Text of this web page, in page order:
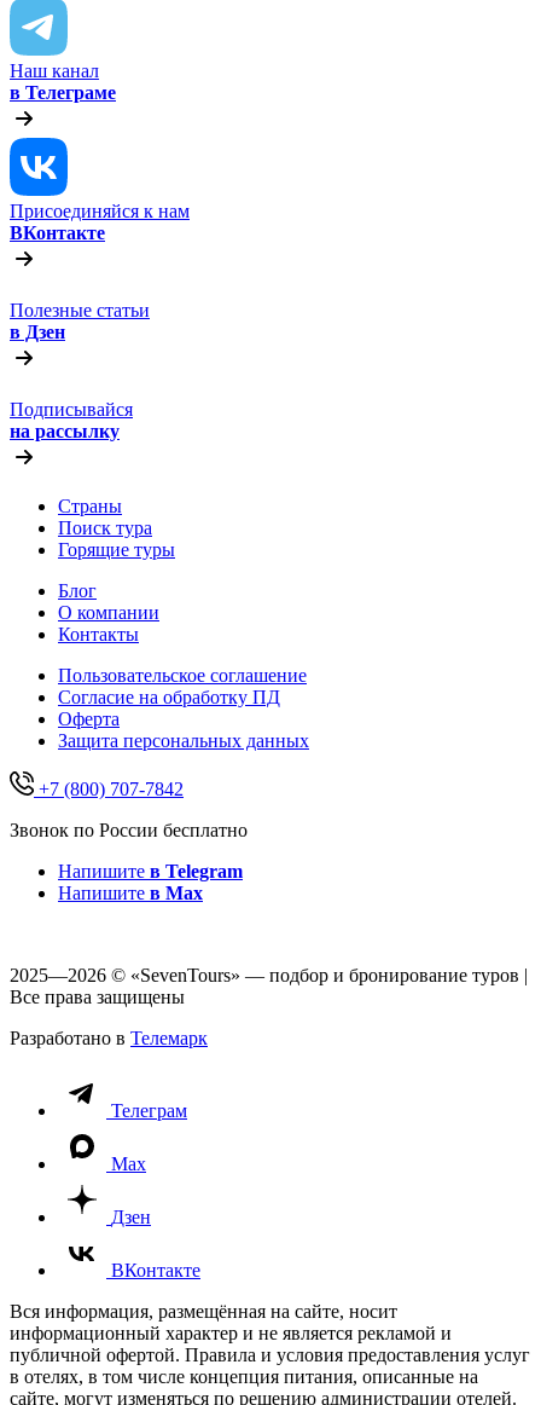
Наш канал
в Телеграме
Присоединяйся к нам
ВКонтакте
Полезные статьи
в Дзен
Подписывайся
на рассылку
Страны
Поиск тура
Горящие туры
Блог
О компании
Контакты
Пользовательское соглашение
Согласие на обработку ПД
Оферта
Защитa персональных данных
+7 (800) 707-7842
Звонок по России бесплатно
Напишите в Telegram
Напишите в Max
2025—2026 © «SevenTours» — подбор и бронирование туров |
Все права защищены
Разработано в Телемарк
Телеграм
Max
Дзен
ВКонтакте
Вся информация, размещённая на сайте, носит
информационный характер и не является рекламой и
публичной офертой. Правила и условия предоставления услуг
в отелях, в том числе концепция питания, описанные на
сайте, могут изменяться по решению администрации отелей.